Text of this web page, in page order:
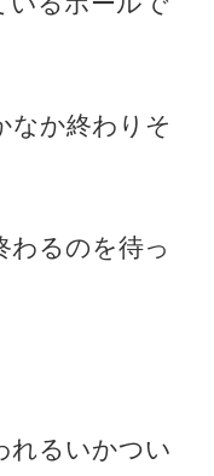
なか終わりそ
わるのを待っ
れるいかつい